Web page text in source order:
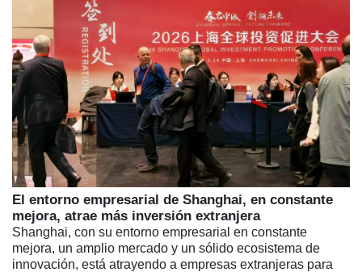
El entorno empresarial de Shanghai, en constante
mejora, atrae más inversión extranjera
Shanghai, con su entorno empresarial en constante
mejora, un amplio mercado y un sólido ecosistema de
innovación, está atrayendo a empresas extranjeras para